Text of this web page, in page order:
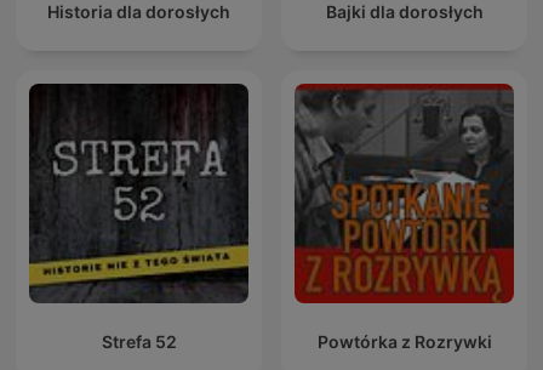
Historia dla dorosłych Bajki dla dorosłych
Strefa 52 Powtórka z Rozrywki